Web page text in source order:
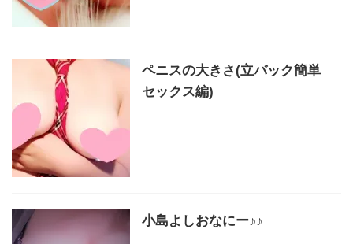
ペニスの大きさ(立バック簡単
セックス編)
小島よしおなにー♪♪